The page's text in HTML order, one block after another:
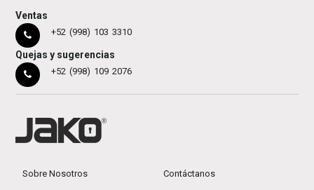
Ventas
+52 (998) 103 3310
Quejas y sugerencias
+52 (998) 109 2076
Sobre Nosotros Contáctanos